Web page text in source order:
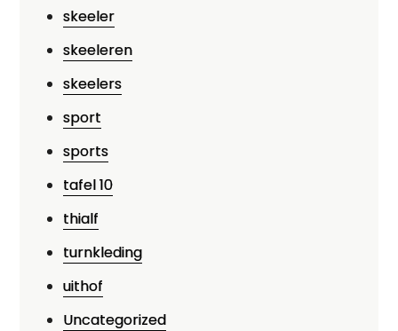
skeeler
skeeleren
skeelers
sport
sports
tafel 10
thialf
turnkleding
uithof
Uncategorized